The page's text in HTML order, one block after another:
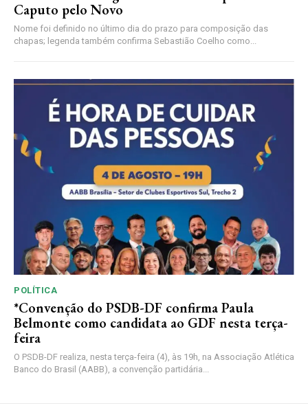
Caputo pelo Novo
Nome foi definido no último dia do prazo para composição das
chapas; legenda também confirma Sebastião Coelho como...
POLÍTICA
*Convenção do PSDB-DF confirma Paula
Belmonte como candidata ao GDF nesta terça-
feira
O PSDB-DF realiza, nesta terça-feira (4), às 19h, na Associação Atlética
Banco do Brasil (AABB), a convenção partidária...